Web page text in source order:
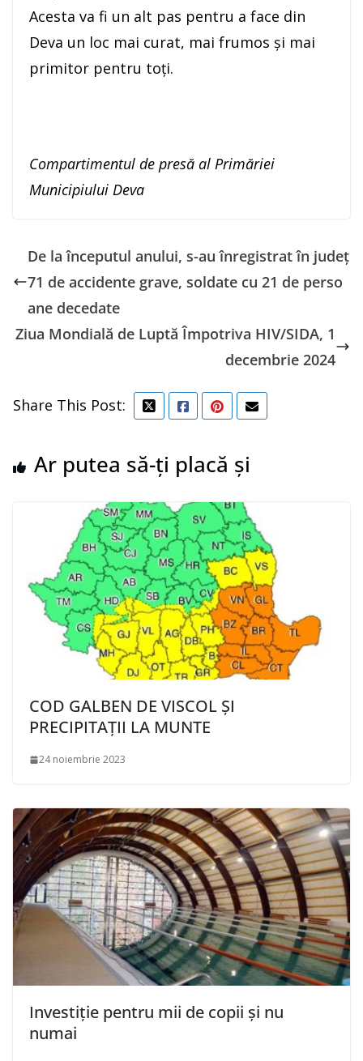
Acesta va fi un alt pas pentru a face din
Deva un loc mai curat, mai frumos și mai
primitor pentru toți.
Compartimentul de presă al Primăriei
Municipiului Deva
De la începutul anului, s-au înregistrat în județ
71 de accidente grave, soldate cu 21 de perso
ane decedate
Ziua Mondială de Luptă Împotriva HIV/SIDA, 1
decembrie 2024
Share This Post:
Ar putea să-ți placă și
COD GALBEN DE VISCOL ȘI
PRECIPITAȚII LA MUNTE
24 noiembrie 2023
Investiție pentru mii de copii și nu
numai